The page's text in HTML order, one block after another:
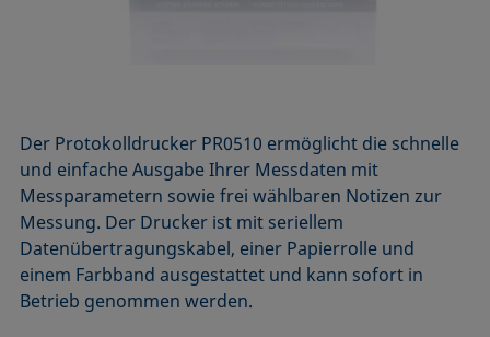
Der Protokolldrucker PR0510 ermöglicht die schnelle
und einfache Ausgabe Ihrer Messdaten mit
Messparametern sowie frei wählbaren Notizen zur
Messung. Der Drucker ist mit seriellem
Datenübertragungskabel, einer Papierrolle und
einem Farbband ausgestattet und kann sofort in
Betrieb genommen werden.